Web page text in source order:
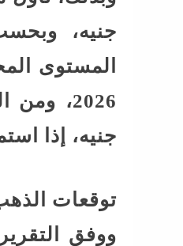
المستوى
جنيه، إذا
توقعات الذهب
ووفق